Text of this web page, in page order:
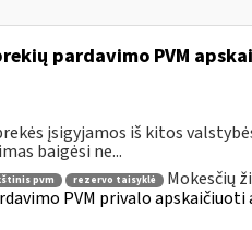
pardavimo PVM
įsigyjamos iš kitos
baigėsi ne...
pvm rezervo taisyklė
Mokesčių
PVM privalo apskaičiuoti